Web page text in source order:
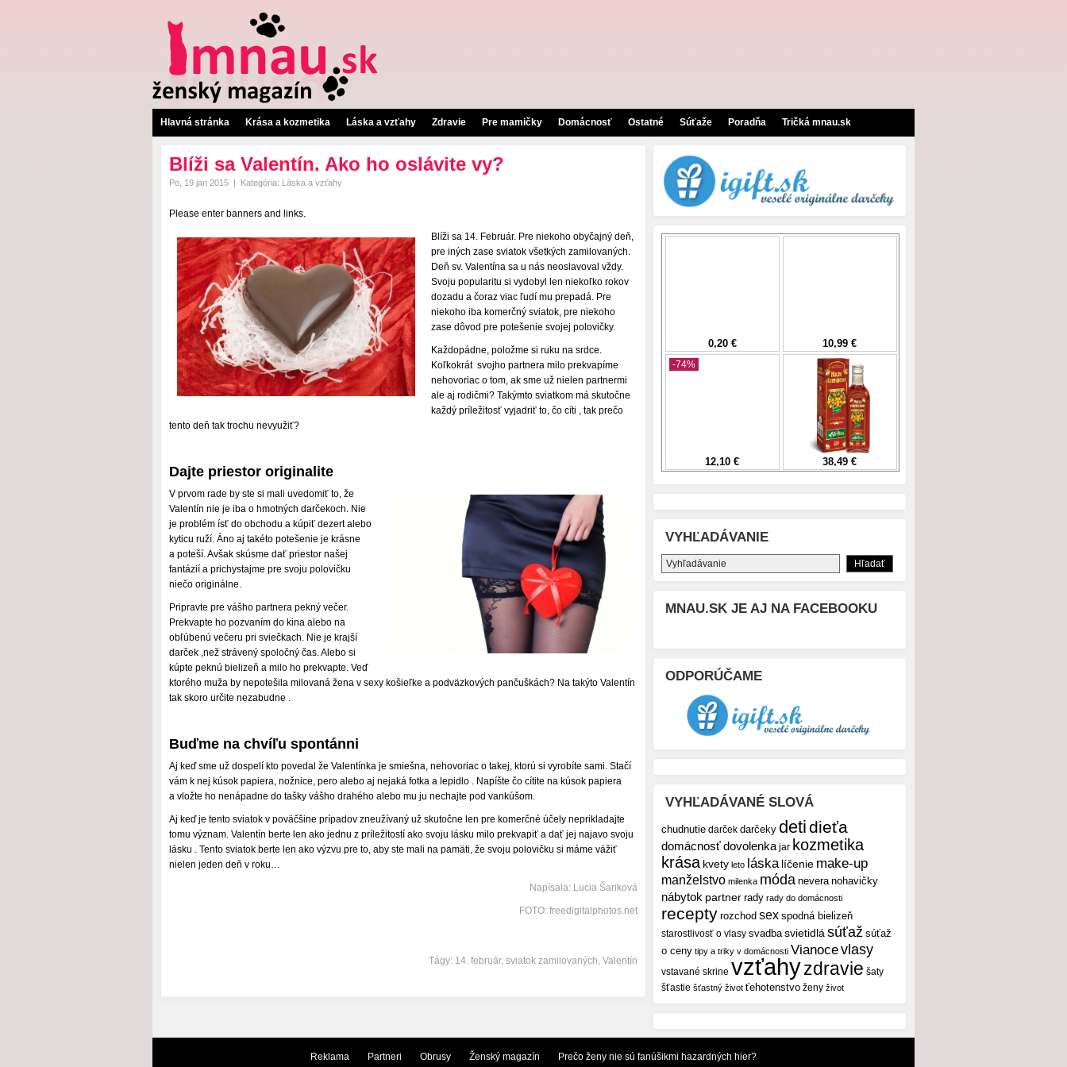
Hlavná stránka Krása a kozmetika Láska a vzťahy Zdravie Pre mamičky Domácnosť Ostatné Súťaže Poradňa Tričká mnau.sk
Blíži sa Valentín. Ako ho oslávite vy?
Po, 19 jan 2015 | Kategória: Láska a vzťahy
Please enter banners and links.
Blíži sa 14. Február. Pre niekoho obyčajný deň,
pre iných zase sviatok všetkých zamilovaných.
Deň sv. Valentína sa u nás neoslavoval vždy.
Svoju popularitu si vydobyl len niekoľko rokov
dozadu a čoraz viac ľudí mu prepadá. Pre
niekoho iba komerčný sviatok, pre niekoho
zase dôvod pre potešenie svojej polovičky.
Každopádne, položme si ruku na srdce.
Koľkokrát svojho partnera milo prekvapíme
nehovoriac o tom, ak sme už nielen partnermi
ale aj rodičmi? Takýmto sviatkom má skutočne
každý príležitosť vyjadriť to, čo cíti , tak prečo
tento deň tak trochu nevyužiť?
Dajte priestor originalite
V prvom rade by ste si mali uvedomiť to, že
Valentín nie je iba o hmotných darčekoch. Nie
je problém ísť do obchodu a kúpiť dezert alebo
kyticu ruží. Áno aj takéto potešenie je krásne
a poteší. Avšak skúsme dať priestor našej
fantázií a prichystajme pre svoju polovičku
niečo originálne.
Pripravte pre vášho partnera pekný večer.
Prekvapte ho pozvaním do kina alebo na
obľúbenú večeru pri sviečkach. Nie je krajší
darček ,než strávený spoločný čas. Alebo si
kúpte peknú bielizeň a milo ho prekvapte. Veď
ktorého muža by nepotešila milovaná žena v sexy košieľke a podväzkových pančuškách? Na takýto Valentín
tak skoro určite nezabudne .
Buďme na chvíľu spontánni
Aj keď sme už dospelí kto povedal že Valentínka je smiešna, nehovoriac o takej, ktorú si vyrobíte sami. Stačí
vám k nej kúsok papiera, nožnice, pero alebo aj nejaká fotka a lepidlo . Napíšte čo cítite na kúsok papiera
a vložte ho nenápadne do tašky vášho drahého alebo mu ju nechajte pod vankúšom.
Aj keď je tento sviatok v poväčšine prípadov zneužívaný už skutočne len pre komerčné účely neprikladajte
tomu význam. Valentín berte len ako jednu z príležitostí ako svoju lásku milo prekvapiť a dať jej najavo svoju
lásku . Tento sviatok berte len ako výzvu pre to, aby ste mali na pamäti, že svoju polovičku si máme vážiť
nielen jeden deň v roku…
Napísala: Lucia Šariková
FOTO: freedigitalphotos.net
Tágy: 14. február, sviatok zamilovaných, Valentín
VYHĽADÁVANIE
MNAU.SK JE AJ NA FACEBOOKU
ODPORÚČAME
VYHĽADÁVANÉ SLOVÁ
chudnutie darček darčeky detidieťa
domácnosťdovolenka jar kozmetika
krása kvety leto láska líčenie make-up
manželstvo milenka móda nevera nohavičky
nábytok partner rady rady do domácnosti
recepty rozchod sex spodná bielizeň
starostlivosť o vlasy svadba svietidlá súťaž súťaž
o ceny tipy a triky v domácnosti Vianocevlasy
vstavané skrine vzťahyzdravie šaty
šťastie šťastný život ťehotenstvo ženy život
Reklama Partneri Obrusy Ženský magazín Prečo ženy nie sú fanúšikmi hazardných hier?